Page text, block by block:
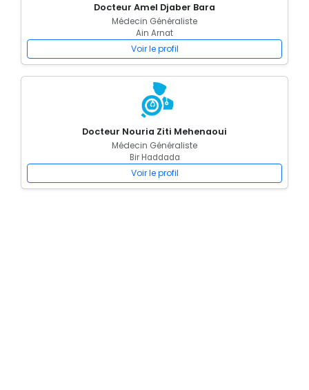
Docteur Amel Djaber Bara
Médecin Généraliste
Ain Arnat
Voir le profil
Docteur Nouria Ziti Mehenaoui
Médecin Généraliste
Bir Haddada
Voir le profil